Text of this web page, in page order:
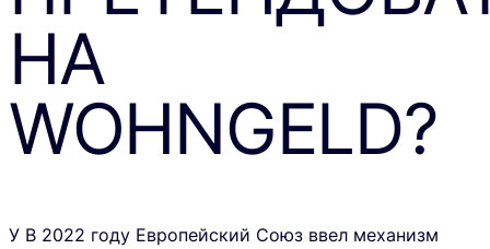
НА
WOHNGELD?
У В 2022 году Европейский Союз ввел механизм